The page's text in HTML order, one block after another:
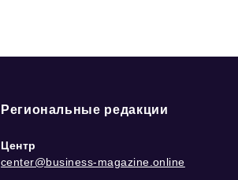
Региональные редакции
Центр
center@business-magazine.online